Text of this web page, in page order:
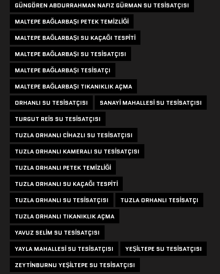
GÜNGÖREN ABDURRAHMAN NAFIZ GÜRMAN SU TESISATÇISI
MALTEPE BAĞLARBAŞI PETEK TEMIZLIĞI
MALTEPE BAĞLARBAŞI SU KAÇAĞI TESPITI
MALTEPE BAĞLARBAŞI SU TESISATÇISI
MALTEPE BAĞLARBAŞI TESISATÇI
MALTEPE BAĞLARBAŞI TIKANIKLIK AÇMA
ORHANLI SU TESISATÇISI
SANAYI MAHALLESI SU TESISATÇISI
TURGUT REIS SU TESISATÇISI
TUZLA ORHANLI CIHAZLI SU TESISATÇISI
TUZLA ORHANLI KAMERALI SU TESISATÇISI
TUZLA ORHANLI PETEK TEMIZLIĞI
TUZLA ORHANLI SU KAÇAĞI TESPITI
TUZLA ORHANLI SU TESISATÇISI
TUZLA ORHANLI TESISATÇI
TUZLA ORHANLI TIKANIKLIK AÇMA
YAVUZ SELIM SU TESISATÇISI
YAYLA MAHALLESI SU TESISATÇISI
YEŞILTEPE SU TESISATÇISI
ZEYTINBURNU YEŞILTEPE SU TESISATÇISI